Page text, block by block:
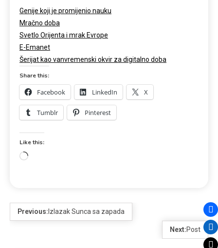
Genije koji je promijenio nauku
Mračno doba
Svetlo Orijenta i mrak Evrope
E-Emanet
Šerijat kao vanvremenski okvir za digitalno doba
Share this:
Facebook LinkedIn X
Tumblr Pinterest
Like this:
Previous: Izlazak Sunca sa zapada
Next:Post